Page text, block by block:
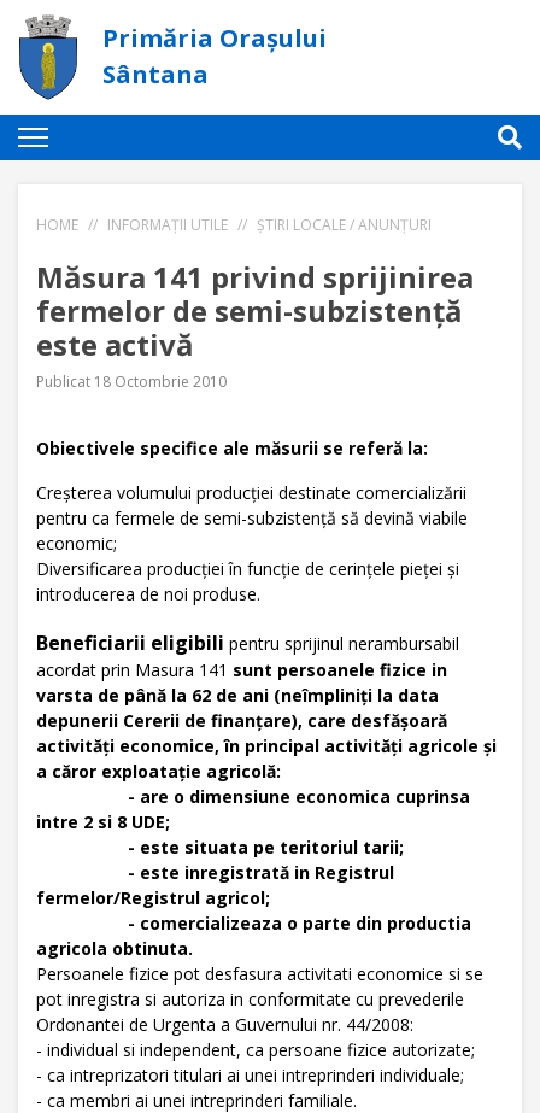
Primăria Orașului
Sântana
HOME // INFORMAȚII UTILE // ȘTIRI LOCALE / ANUNȚURI
Măsura 141 privind sprijinirea
fermelor de semi-subzistenţă
este activă
Publicat 18 Octombrie 2010
Obiectivele specifice ale măsurii se referă la:
Creşterea volumului producţiei destinate comercializării
pentru ca fermele de semi-subzistenţă să devină viabile
economic;
Diversificarea producţiei în funcţie de cerinţele pieţei şi
introducerea de noi produse.
Beneficiarii eligibili pentru sprijinul nerambursabil
acordat prin Masura 141 sunt persoanele fizice in
varsta de până la 62 de ani (neîmpliniţi la data
depunerii Cererii de finanţare), care desfăşoară
activităţi economice, în principal activităţi agricole şi
a căror exploataţie agricolă:
- are o dimensiune economica cuprinsa
intre 2 si 8 UDE;
- este situata pe teritoriul tarii;
- este inregistrată in Registrul
fermelor/Registrul agricol;
- comercializeaza o parte din productia
agricola obtinuta.
Persoanele fizice pot desfasura activitati economice si se
pot inregistra si autoriza in conformitate cu prevederile
Ordonantei de Urgenta a Guvernului nr. 44/2008:
- individual si independent, ca persoane fizice autorizate;
- ca intreprizatori titulari ai unei intreprinderi individuale;
- ca membri ai unei intreprinderi familiale.